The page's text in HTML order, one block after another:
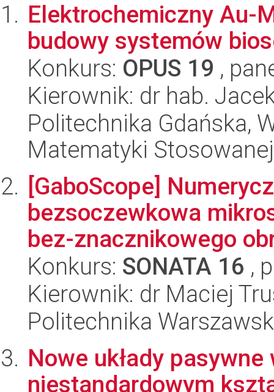
Elektrochemiczny Au-
budowy systemów
Konkurs: OPUS 19 ,
Kierownik: dr hab.
Politechnika Gdańska,
Matematyki Stosowanej
[GaboScope]
bezsoczewkowa
bez-znacznikowego
Konkurs: SONATA 16 ,
Kierownik: dr Maciej
Politechnika
Nowe układy
niestandardowym